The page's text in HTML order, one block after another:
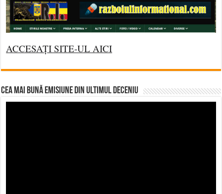
ACCESAȚI SITE-UL AICI
CEA MAI BUNĂ EMISIUNE DIN ULTIMUL DECENIU